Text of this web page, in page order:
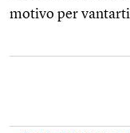
motivo per vantarti.